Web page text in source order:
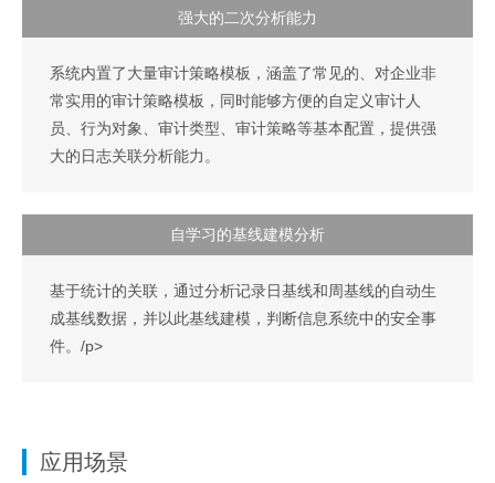
强大的二次分析能力
系统内置了大量审计策略模板，涵盖了常见的、对企业非
常实用的审计策略模板，同时能够方便的自定义审计人
员、行为对象、审计类型、审计策略等基本配置，提供强
大的日志关联分析能力。
自学习的基线建模分析
基于统计的关联，通过分析记录日基线和周基线的自动生
成基线数据，并以此基线建模，判断信息系统中的安全事
件。/p>
应用场景